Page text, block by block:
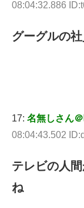
08:04:32.886
グーグルの
17: 名無しさん
08:04:43.502
テレビの人
ね